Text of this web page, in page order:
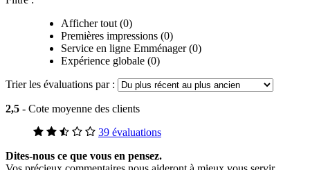
Afficher tout (0)
Premières impressions (0)
Service en ligne Emménager (0)
Expérience globale (0)
Trier les évaluations par :
2,5 - Cote moyenne des clients
39 évaluations
Dites-nous ce que vous en pensez.